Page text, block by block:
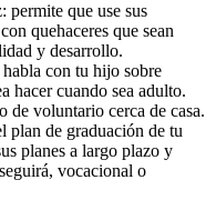
permite que use sus
quehaceres que sean
y desarrollo.
con tu hijo sobre
hacer cuando sea adulto.
de voluntario cerca de casa.
plan de graduación de tu
planes a largo plazo y
vocacional o